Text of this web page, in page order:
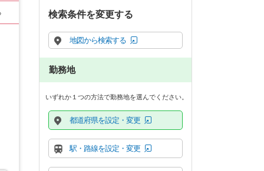
検索条件を変更する
地図から検索する
勤務地
いずれか１つの方法で勤務地を選んでください。
都道府県を設定・変更
駅・路線を設定・変更